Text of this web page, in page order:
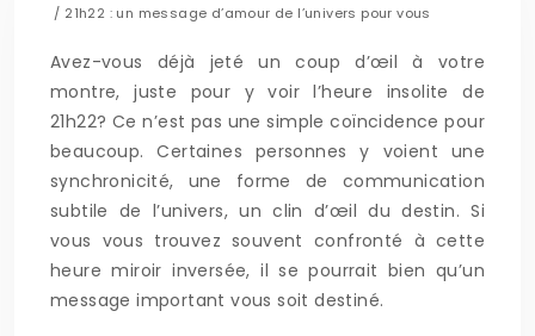
/ 21h22 : un message d’amour de l’univers pour vous
Avez-vous déjà jeté un coup d’œil à votre
montre, juste pour y voir l’heure insolite de
21h22? Ce n’est pas une simple coïncidence pour
beaucoup. Certaines personnes y voient une
synchronicité, une forme de communication
subtile de l’univers, un clin d’œil du destin. Si
vous vous trouvez souvent confronté à cette
heure miroir inversée, il se pourrait bien qu’un
message important vous soit destiné.